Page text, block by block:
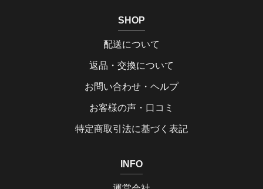
SHOP
配送について
返品・交換について
お問い合わせ・ヘルプ
お客様の声・口コミ
特定商取引法に基づく表記
INFO